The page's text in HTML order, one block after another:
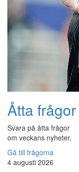
Åtta frågor
Svara på åtta frågor
om veckans nyheter.
Gå till frågorna
4 augusti 2026